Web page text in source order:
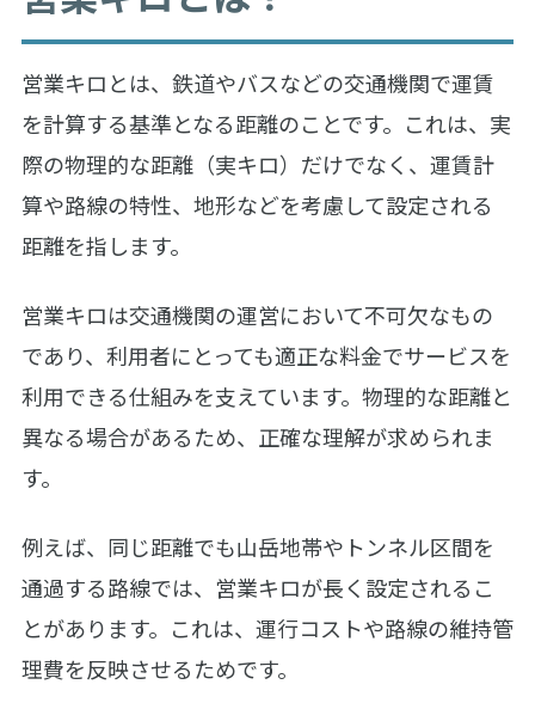
営業キロとは、鉄道やバスなどの交通機関で運賃
を計算する基準となる距離のことです。これは、実
際の物理的な距離（実キロ）だけでなく、運賃計
算や路線の特性、地形などを考慮して設定される
距離を指します。
営業キロは交通機関の運営において不可欠なもの
であり、利用者にとっても適正な料金でサービスを
利用できる仕組みを支えています。物理的な距離と
異なる場合があるため、正確な理解が求められま
す。
例えば、同じ距離でも山岳地帯やトンネル区間を
通過する路線では、営業キロが長く設定されるこ
とがあります。これは、運行コストや路線の維持管
理費を反映させるためです。